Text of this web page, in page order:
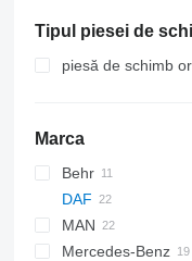
Tipul piesei de
piesă de schimb
Marca
Behr
DAF
CF
CF 65
LF
S-Way
Stralis
MAN
TGA
Mercedes-Benz